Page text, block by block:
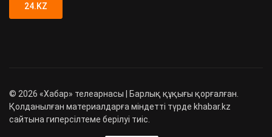
24.KZ
© 2026 «Хабар» телеарнасы | Барлық құқығы қорғалған.
Қолданылған материалдарға міндетті түрде khabar.kz
сайтына гиперсілтеме берілуі тиіс.